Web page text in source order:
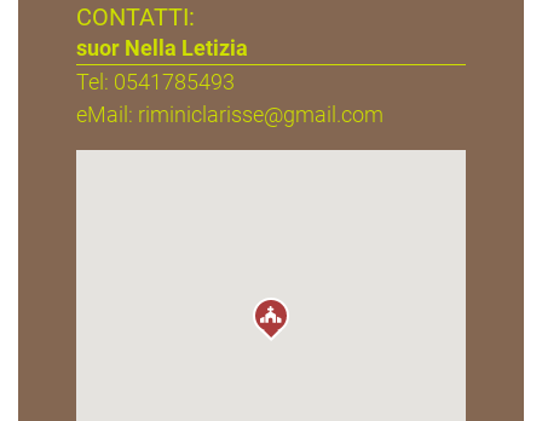
CONTATTI:
suor Nella Letizia
Tel: 0541785493
eMail: riminiclarisse@gmail.com